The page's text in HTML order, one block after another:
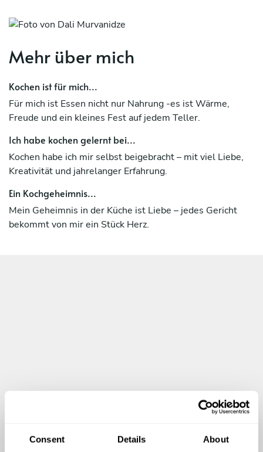
Consent Details About
Wenn Sie möchten, dass Ihr besonderer Tag einen
einzigartigen Geschmack und Wärme erhält – koche ich
Mehr über mich
Kochen ist für mich...
Für mich ist Essen nicht nur Nahrung -es ist Wärme,
Freude und ein kleines Fest auf jedem Teller.
Ich habe kochen gelernt bei...
Kochen habe ich mir selbst beigebracht – mit viel Liebe,
Kreativität und jahrelanger Erfahrung.
Ein Kochgeheimnis...
Mein Geheimnis in der Küche ist Liebe – jedes Gericht
bekommt von mir ein Stück Herz.